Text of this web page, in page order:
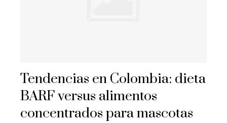
Tendencias en Colombia: dieta
BARF versus alimentos
concentrados para mascotas